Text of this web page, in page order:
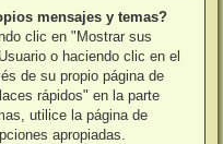
mensajes y temas?
clic en "Mostrar sus
o haciendo clic en el
de su propio página de
rápidos" en la parte
utilice la página de
apropiadas.